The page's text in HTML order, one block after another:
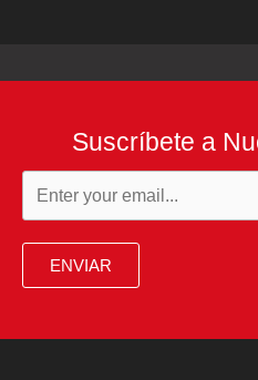
Suscríbete a
ENVIAR